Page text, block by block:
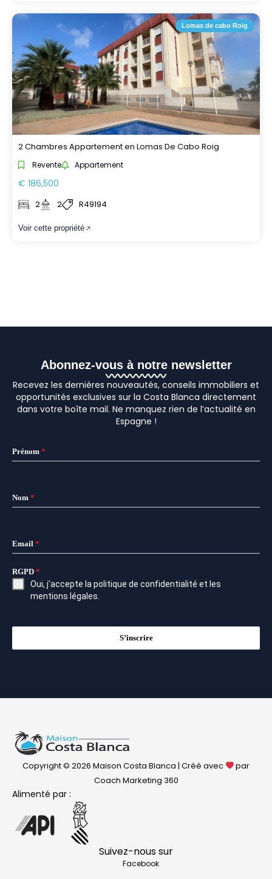
Lomas de cabo Roig
2 Chambres Appartement en Lomas De Cabo Roig
Revente Appartement
€ 186,500
2 2 R49194
Voir cette propriété
Abonnez-vous à notre newsletter
Recevez les dernières nouveautés, conseils immobiliers et
opportunités exclusives sur la Costa Blanca directement
dans votre boîte mail. Ne manquez rien de l’actualité en
Espagne !
Prénom *
Nom *
Email *
RGPD *
Oui, j'accepte la politique de confidentialité et les
mentions légales
S’inscrire
Copyright © 2026 Maison Costa Blanca | Créé avec
par
Coach Marketing 360
Alimenté par :
Suivez-nous sur
Facebook